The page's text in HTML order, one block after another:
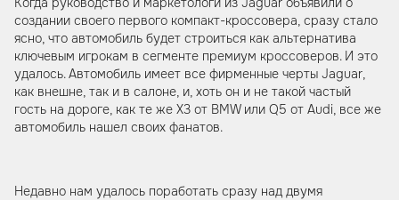
создании своего первого компакт-кроссовера, сразу стало
ясно, что автомобиль будет строиться как альтернатива
ключевым игрокам в сегменте премиум кроссоверов. И это
удалось. Автомобиль имеет все фирменные черты Jaguar,
как внешне, так и в салоне, и, хоть он и не такой частый
гость на дороге, как те же X3 от BMW или Q5 от Audi, все же
автомобиль нашел своих фанатов.
Недавно нам удалось поработать сразу над двумя